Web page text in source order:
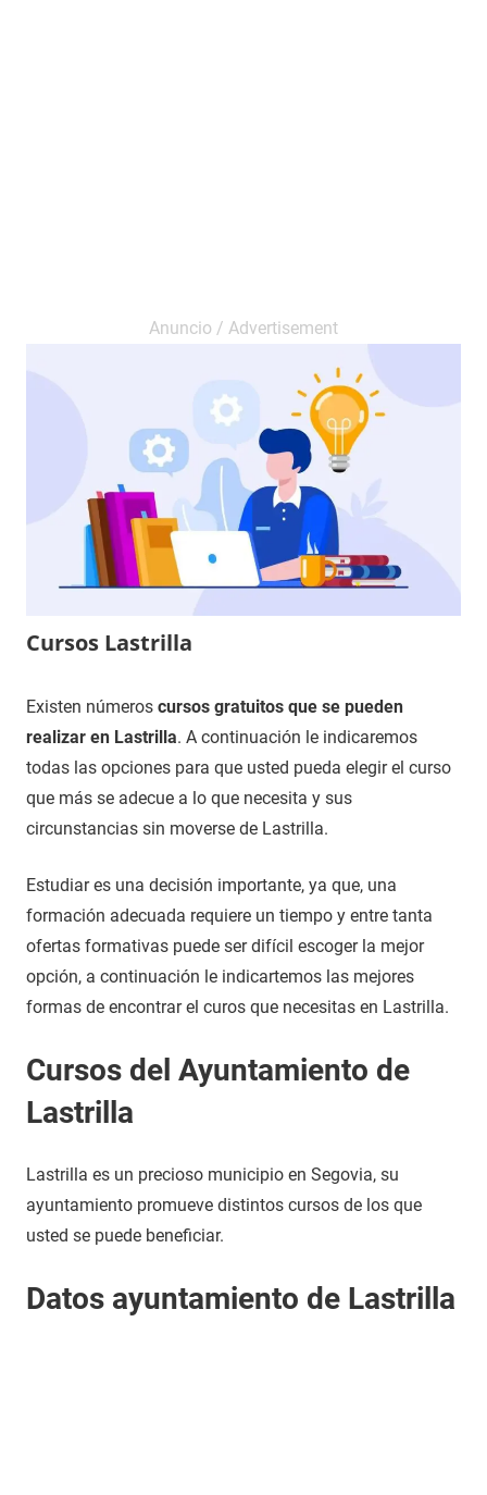
Cursos Lastrilla
25
de
noviembre
2020
Maria
Cursos
en
Segovia
Existen números cursos gratuitos que se pueden
realizar en Lastrilla. A continuación le indicaremos
todas las opciones para que usted pueda elegir el curso
que más se adecue a lo que necesita y sus
circunstancias sin moverse de Lastrilla.
Estudiar es una decisión importante, ya que, una
formación adecuada requiere un tiempo y entre tanta
ofertas formativas puede ser difícil escoger la mejor
opción, a continuación le indicartemos las mejores
formas de encontrar el curos que necesitas en Lastrilla.
Cursos del Ayuntamiento de
Lastrilla
Lastrilla es un precioso municipio en Segovia, su
ayuntamiento promueve distintos cursos de los que
usted se puede beneficiar.
Datos ayuntamiento de Lastrilla